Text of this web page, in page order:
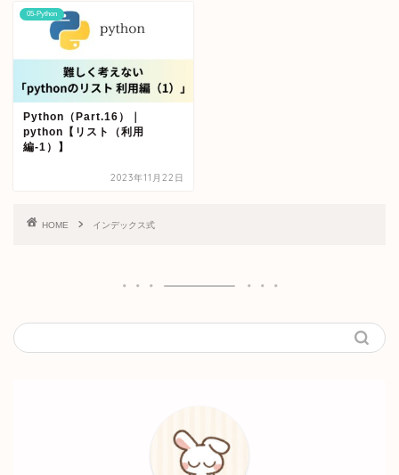
05-Python
Python（Part.16）｜
python【リスト（利用
編-1）】
2023年11月22日
HOME インデックス式